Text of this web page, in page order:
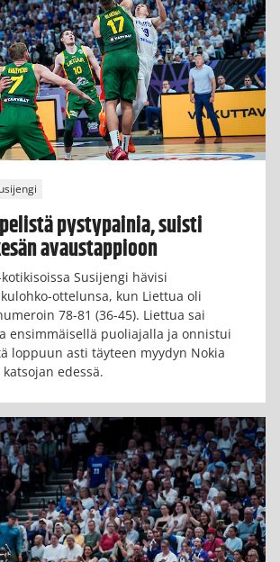
pystypainia, suisti
avaustappioon
Susijengi hävisi
ottelunsa, kun Liettua oli
78-81 (36-45). Liettua sai
ensimmäisellä puoliajalla ja onnistui
loppuun asti täyteen myydyn Nokia
edessä.